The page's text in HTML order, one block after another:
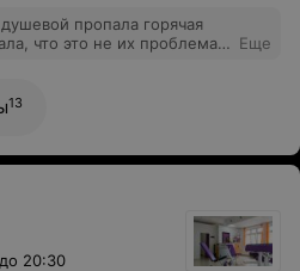
что это не их проблема.
идите. В бассейне
Сауна только 50 градусов,
Еще
13
до 20:30